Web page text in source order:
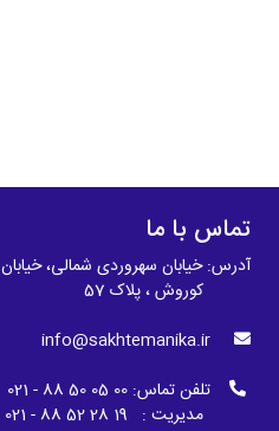
تماس با ما
آدرس: خیابان سهروردی شمالی، خیابان
کوروش ، پلاک 57
info@sakhtemanika.ir
تلفن تماس:00 05 50 88 - 021
مدیریت : 19 28 52 88 - 021